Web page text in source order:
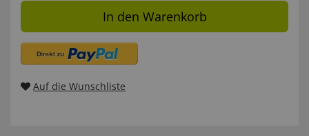
In den Warenkorb
Auf die Wunschliste